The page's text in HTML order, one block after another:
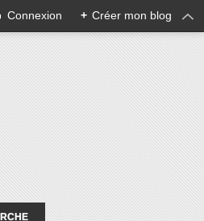
Connexion + Créer mon blog